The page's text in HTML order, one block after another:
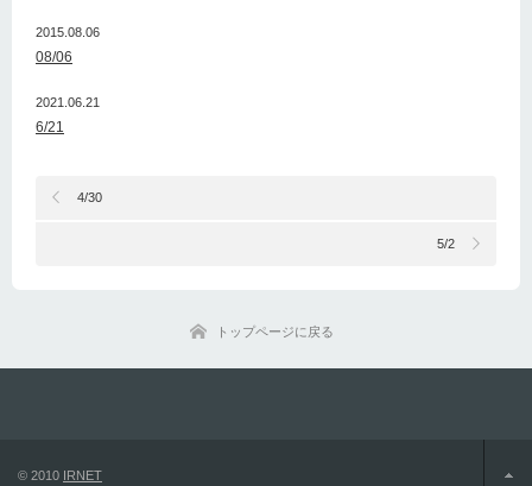
2015.08.06
08/06
2021.06.21
6/21
4/30
5/2
トップページに戻る
© 2010 IRNET